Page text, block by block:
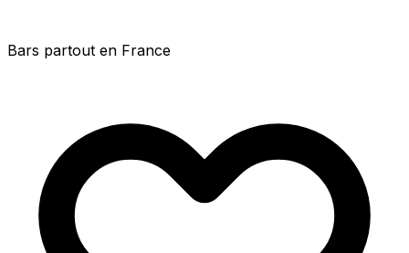
Bars partout en France